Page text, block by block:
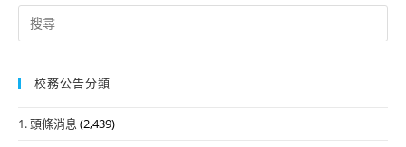
Search
for:
校務公告分類
1. 頭條消息 (2,439)